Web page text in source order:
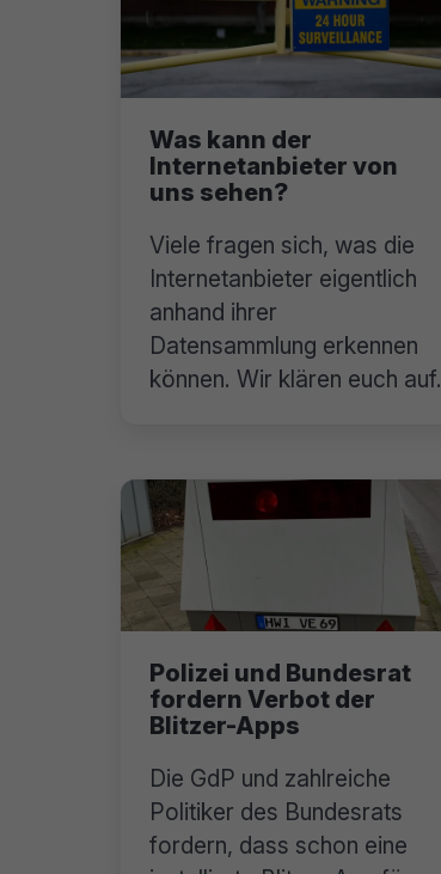
Was kann der
Internetanbieter von
uns sehen?
Viele fragen sich, was die
Internetanbieter eigentlich
anhand ihrer
Datensammlung erkennen
können. Wir klären euch auf.
Polizei und Bundesrat
fordern Verbot der
Blitzer-Apps
Die GdP und zahlreiche
Politiker des Bundesrats
fordern, dass schon eine